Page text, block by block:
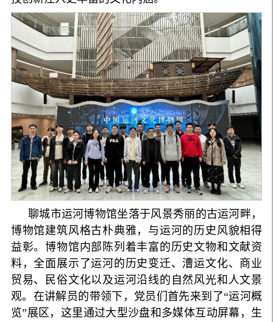
聊城市运河博物馆坐落于风景秀丽的古运河畔，
博物馆建筑风格古朴典雅，与运河的历史风貌相得
益彰。博物馆内部陈列着丰富的历史文物和文献资
料，全面展示了运河的历史变迁、漕运文化、商业
贸易、民俗文化以及运河沿线的自然风光和人文景
观。在讲解员的带领下，党员们首先来到了“运河概
览”展区，这里通过大型沙盘和多媒体互动屏幕，生